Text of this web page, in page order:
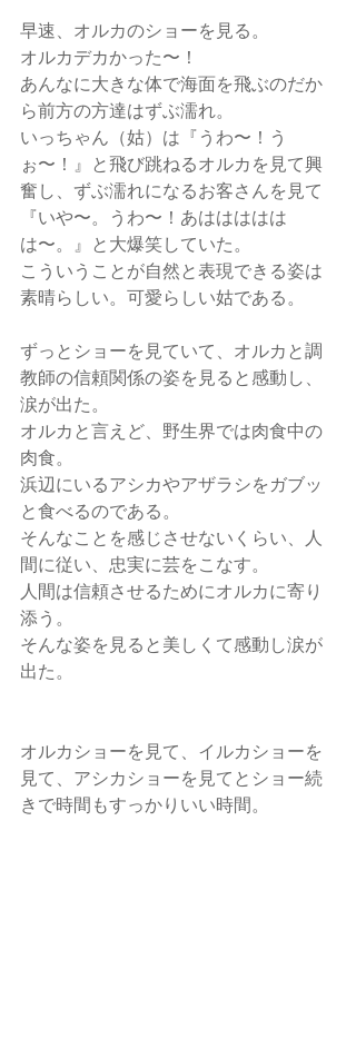
早速、オルカのショーを見る。
オルカデカかった〜！
あんなに大きな体で海面を飛ぶのだか
ら前方の方達はずぶ濡れ。
いっちゃん（姑）は『うわ〜！う
ぉ〜！』と飛び跳ねるオルカを見て興
奮し、ずぶ濡れになるお客さんを見て
『いや〜。うわ〜！あははははは
は〜。』と大爆笑していた。
こういうことが自然と表現できる姿は
素晴らしい。可愛らしい姑である。
ずっとショーを見ていて、オルカと調
教師の信頼関係の姿を見ると感動し、
涙が出た。
オルカと言えど、野生界では肉食中の
肉食。
浜辺にいるアシカやアザラシをガブッ
と食べるのである。
そんなことを感じさせないくらい、人
間に従い、忠実に芸をこなす。
人間は信頼させるためにオルカに寄り
添う。
そんな姿を見ると美しくて感動し涙が
出た。
オルカショーを見て、イルカショーを
見て、アシカショーを見てとショー続
きで時間もすっかりいい時間。